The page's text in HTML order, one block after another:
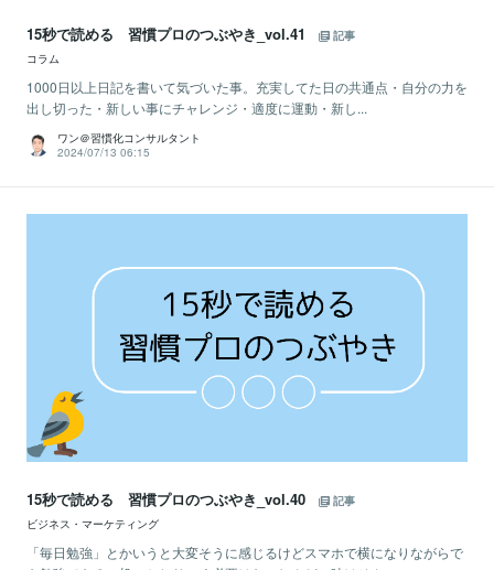
15秒で読める 習慣プロのつぶやき_vol.41
記事
コラム
1000日以上日記を書いて気づいた事。充実してた日の共通点・自分の力を
出し切った・新しい事にチャレンジ・適度に運動・新し...
ワン＠習慣化コンサルタント
2024/07/13 06:15
15秒で読める 習慣プロのつぶやき_vol.40
記事
ビジネス・マーケティング
「毎日勉強」とかいうと大変そうに感じるけどスマホで横になりながらで